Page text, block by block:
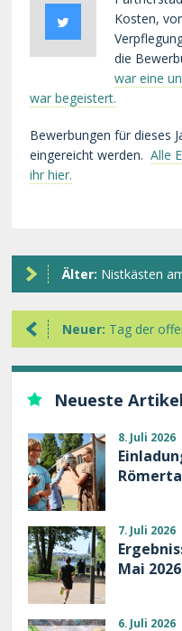
Kosten,
die
war eine
war begeistert.
Bewerbungen für dieses
eingereicht werden.Alle
ihr hier.
Älter: Nistkästen
Neuer: Tag der
Neueste Artikel
8. Juli 2026
7. Juli 2026
Mai 2026
6. Juli 2026